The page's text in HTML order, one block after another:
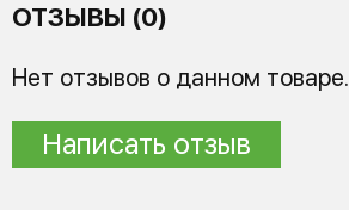
ОТЗЫВЫ (0)
Нет отзывов о данном товаре.
Написать отзыв